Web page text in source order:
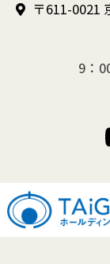
〒611-0021
9：